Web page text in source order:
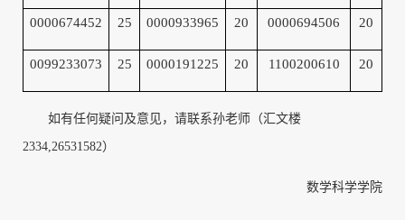
0000674452 25 0000933965 20 0000694506 20
0099233073 25 0000191225 20 1100200610 20
如有任何疑问及意见，请联系孙老师（汇文楼
2334,26531582）
数学科学学院